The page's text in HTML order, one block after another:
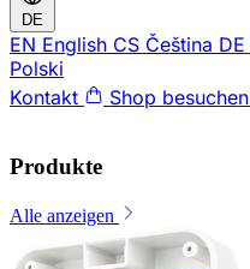
DE
EN English CS Čeština DE
Polski
Kontakt
Shop besuchen
Produkte
Alle anzeigen